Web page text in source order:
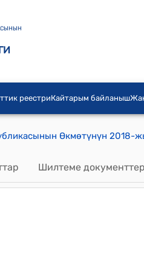
реестриКайтарым байланыш
Шилтеме документтер